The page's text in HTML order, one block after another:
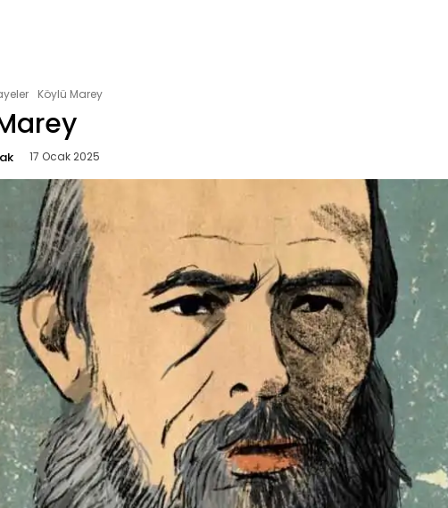
Köylü Marey
17 Ocak 2025